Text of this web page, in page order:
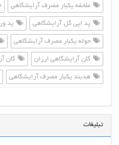
ملحفه یکبار مصرف آرایشگاهی
پد اپی گل آرایشگاهی پد
حوله یکبار مصرف آرایشگاهی
گان آرایشگاهی ارزان گان
هدبند یکبار مصرف آرایشگاهی
تبلیغات